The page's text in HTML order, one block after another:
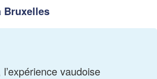
Bruxelles
vaudoise